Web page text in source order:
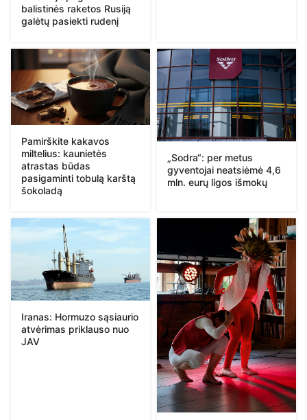
balistinės raketos Rusiją
galėtų pasiekti rudenį
Pamirškite kakavos
miltelius: kaunietės
atrastas būdas
pasigaminti tobulą karštą
šokoladą
„Sodra“: per metus
gyventojai neatsiėmė 4,6
mln. eurų ligos išmokų
Iranas: Hormuzo sąsiaurio
atvėrimas priklauso nuo
JAV